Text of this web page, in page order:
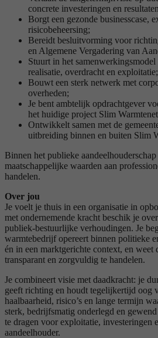
concrete investeringen en
Borgt een gezonde businesscase,
risicobeheersing;
Bereidt besluitvorming voor
en Algemene Vergadering van
Stuurt in het samenwerkingsmodel
realisatie, overdracht en exploitatie;
Bouwt een sterk netwerk met
overheden;
Je bent ambtelijk opdrachtgever
het huidige project Slim
Ontwikkelt samen met de
uitbreiding binnen en buiten Slim
Binnen het publieke
maatschappelijke waarden aan
handelen.
Over jou
Je voelt je thuis in een organisatie in
met ondernemende kracht beschik je
publiek‑bestuurlijke verhoudingen. Je
warmtebedrijf opereert binnen politieke
én in een marktgerichte context, en weet
transparant en zorgvuldig te handelen.
Je combineert visie met daadkracht: je
geeft richting en houdt tegelijkertijd oog
haalbaarheid, risico’s en lange termijn
sterk, bedrijfsmatig onderlegd en
te dragen voor exploitatie, investeringen
aandeelhouder.